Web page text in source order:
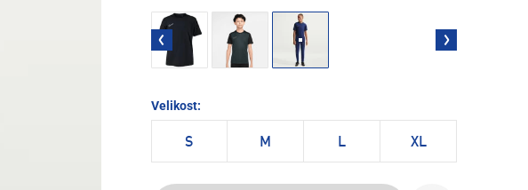
Velikost:
S M L XL